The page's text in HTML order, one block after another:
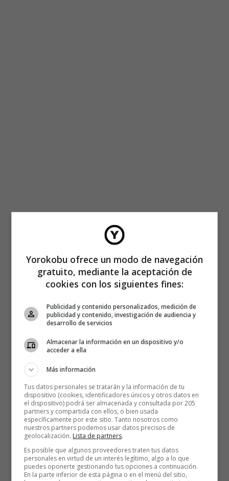
Yorokobu ofrece un modo de navegación
gratuito, mediante la aceptación de
cookies con los siguientes fines:
Publicidad y contenido personalizados, medición de
publicidad y contenido, investigación de audiencia y
desarrollo de servicios
Almacenar la información en un dispositivo y/o
acceder a ella
Más información
Tus datos personales se tratarán y la información de tu
dispositivo (cookies, identificadores únicos y otros datos en
el dispositivo) podrá ser almacenada y consultada por 205
partners y compartida con ellos, o bien usada
específicamente por este sitio. Tanto nosotros como
nuestros partners podemos usar datos precisos de
geolocalización. Lista de partners.
Es posible que algunos proveedores traten tus datos
personales en virtud de un interés legítimo, algo a lo que
puedes oponerte gestionando tus opciones a continuación.
En la parte inferior de esta página o en el menú del sitio,